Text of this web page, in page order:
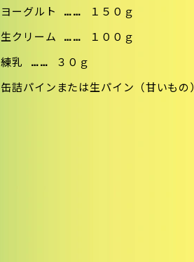
ヨーグルト …… １５０ｇ
生クリーム …… １００ｇ
練乳 …… ３０ｇ
缶詰パインまたは生パイン（甘いもの